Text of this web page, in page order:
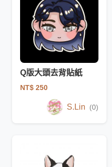
Q版大頭去背貼紙
NT$ 250
S.Lin (0)